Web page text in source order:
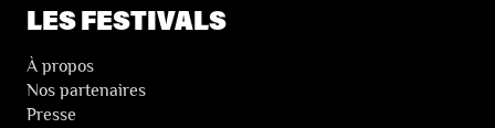
LES FESTIVALS
À propos
Nos partenaires
Presse